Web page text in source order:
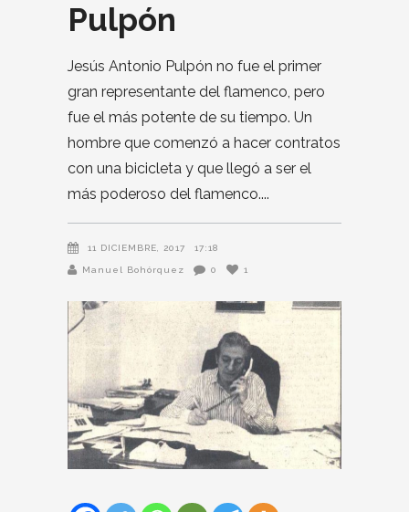
Pulpón
Jesús Antonio Pulpón no fue el primer
gran representante del flamenco, pero
fue el más potente de su tiempo. Un
hombre que comenzó a hacer contratos
con una bicicleta y que llegó a ser el
más poderoso del flamenco.
11 DICIEMBRE, 2017 17:18
Manuel Bohórquez 0 1